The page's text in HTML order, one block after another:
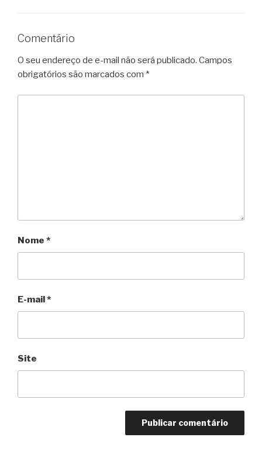
Comentário
O seu endereço de e-mail não será publicado. Campos
obrigatórios são marcados com *
Nome *
E-mail*
Site